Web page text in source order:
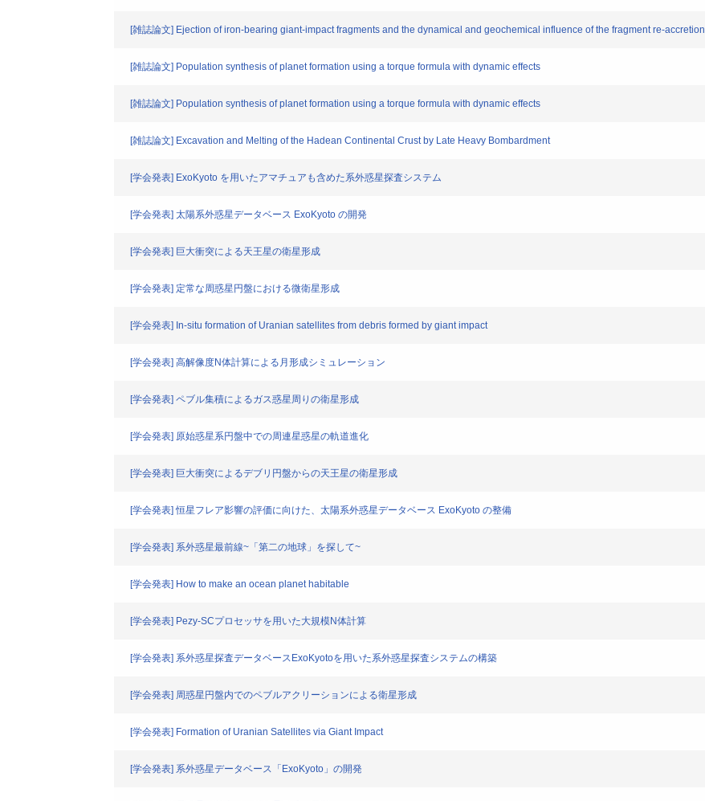
[雑誌論文] Ejection of iron-bearing giant-impact fragments and the dynamical and geochemical influence of the fragment re-accretion
[雑誌論文] Population synthesis of planet formation using a torque formula with dynamic effects
[雑誌論文] Population synthesis of planet formation using a torque formula with dynamic effects
[雑誌論文] Excavation and Melting of the Hadean Continental Crust by Late Heavy Bombardment
[学会発表] ExoKyoto を用いたアマチュアも含めた系外惑星探査システム
[学会発表] 太陽系外惑星データベース ExoKyoto の開発
[学会発表] 巨大衝突による天王星の衛星形成
[学会発表] 定常な周惑星円盤における微衛星形成
[学会発表] In-situ formation of Uranian satellites from debris formed by giant impact
[学会発表] 高解像度N体計算による月形成シミュレーション
[学会発表] ペブル集積によるガス惑星周りの衛星形成
[学会発表] 原始惑星系円盤中での周連星惑星の軌道進化
[学会発表] 巨大衝突によるデブリ円盤からの天王星の衛星形成
[学会発表] 恒星フレア影響の評価に向けた、太陽系外惑星データベース ExoKyoto の整備
[学会発表] 系外惑星最前線~「第二の地球」を探して~
[学会発表] How to make an ocean planet habitable
[学会発表] Pezy-SCプロセッサを用いた大規模N体計算
[学会発表] 系外惑星探査データベースExoKyotoを用いた系外惑星探査システムの構築
[学会発表] 周惑星円盤内でのペブルアクリーションによる衛星形成
[学会発表] Formation of Uranian Satellites via Giant Impact
[学会発表] 系外惑星データベース「ExoKyoto」の開発